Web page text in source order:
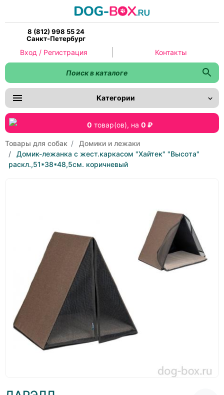
8 (812) 998 55 24
Санкт-Петербург
0 товар(ов), на 0 ₽
Категории
Вход / Регистрация Контакты
Товары для собак
Домики и лежаки
Домик-лежанка с жест.каркасом "Хайтек" "Высота"
раскл.,51*38*48,5см. коричневый